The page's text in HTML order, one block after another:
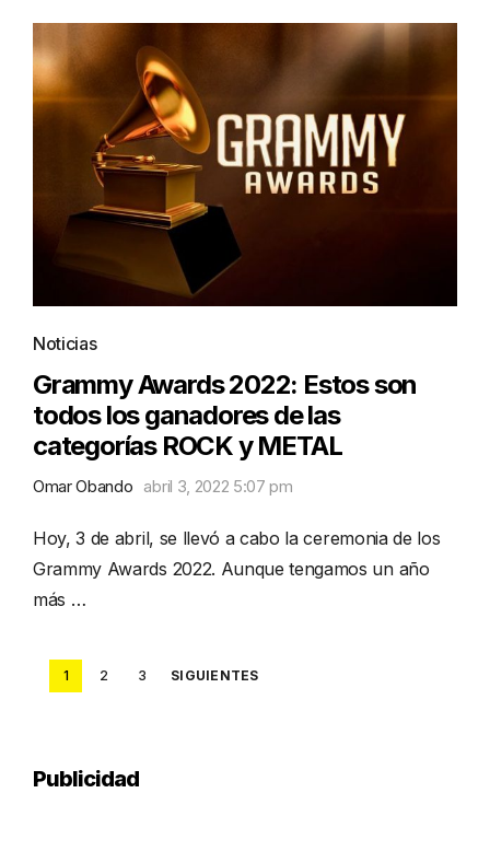
Noticias
Grammy Awards 2022: Estos son
todos los ganadores de las
categorías ROCK y METAL
Omar Obando abril 3, 2022 5:07 pm
Hoy, 3 de abril, se llevó a cabo la ceremonia de los
Grammy Awards 2022. Aunque tengamos un año
más …
Posts
1 2 3 SIGUIENTES
Publicidad